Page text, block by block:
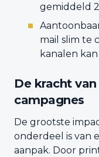
gemiddeld
mail slim te
kanalen
De kracht
campagnes
De grootste
onderdeel is van
aanpak. Door